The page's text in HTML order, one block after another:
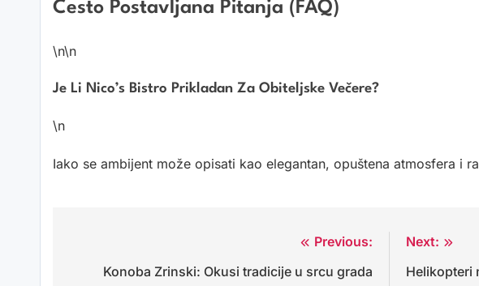
Često Postavljana Pitanja (FAQ)
\n\n
Je Li Nico’s Bistro Prikladan Za Obiteljske Večere?
\n
Iako se ambijent može opisati kao elegantan, opuštena atmosfera i
objava
Previous:
Konoba Zrinski: Okusi tradicije u srcu grada
Next:
Helikopteri